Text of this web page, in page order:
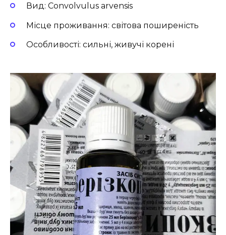
Вид: Convolvulus arvensis
Місце проживання: світова поширеність
Особливості: сильні, живучі корені